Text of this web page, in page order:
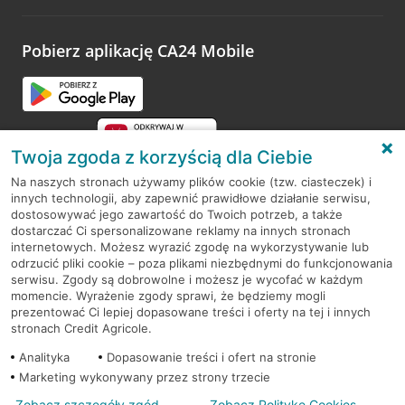
opinie.
Pobierz aplikację CA24 Mobile
RODO
Regulamin serwisu
Mapa serwisu
PolitykaCookies
Twoja zgoda z korzyścią dla Ciebie
Na naszych stronach używamy plików cookie (tzw. ciasteczek) i
innych technologii, aby zapewnić prawidłowe działanie serwisu,
dostosowywać jego zawartość do Twoich potrzeb, a także
dostarczać Ci spersonalizowane reklamy na innych stronach
internetowych. Możesz wyrazić zgodę na wykorzystywanie lub
odrzucić pliki cookie – poza plikami niezbędnymi do funkcjonowania
serwisu. Zgody są dobrowolne i możesz je wycofać w każdym
momencie. Wyrażenie zgody sprawi, że będziemy mogli
prezentować Ci lepiej dopasowane treści i oferty na tej i innych
stronach Credit Agricole.
Analityka
Dopasowanie treści i ofert na stronie
Marketing wykonywany przez strony trzecie